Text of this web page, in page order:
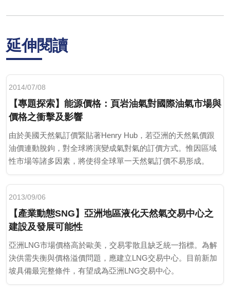
延伸閱讀
2014/07/08
【專題探索】能源價格：頁岩油氣對國際油氣市場與
價格之衝擊及影響
由於美國天然氣訂價緊貼著Henry Hub，若亞洲的天然氣價跟
油價連動脫鉤，對全球將演變成氣對氣的訂價方式。惟因區域
性市場等諸多因素，將使得全球單一天然氣訂價不易形成。
2013/09/06
【產業動態SNG】亞洲地區液化天然氣交易中心之
建設及發展可能性
亞洲LNG市場價格高於歐美，交易零散且缺乏統一指標。為解
決供需失衡與價格溢價問題，應建立LNG交易中心。目前新加
坡具備最完整條件，有望成為亞洲LNG交易中心。